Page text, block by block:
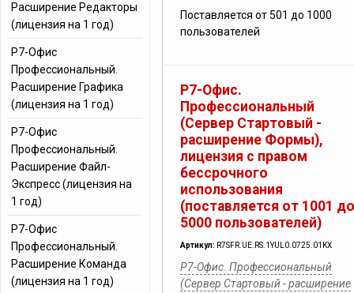
Поставляется от 501 до 1000
пользователей
Р7-Офис.
Профессиональный
(Сервер Стартовый -
расширение Формы),
лицензия с правом
бессрочного
использования
(поставляется от 1001 до
5000 пользователей)
Артикул: R7SFR.UE.RS.1YUL0.0725.01KX
Р7-Офис. Профессиональный
(Сервер Стартовый - расширение
Расширение Редакторы
(лицензия на 1 год)
Р7-Офис
Профессиональный.
Расширение Графика
(лицензия на 1 год)
Р7-Офис
Профессиональный.
Расширение Файл-
Экспресс (лицензия на
1 год)
Р7-Офис
Профессиональный.
Расширение Команда
(лицензия на 1 год)